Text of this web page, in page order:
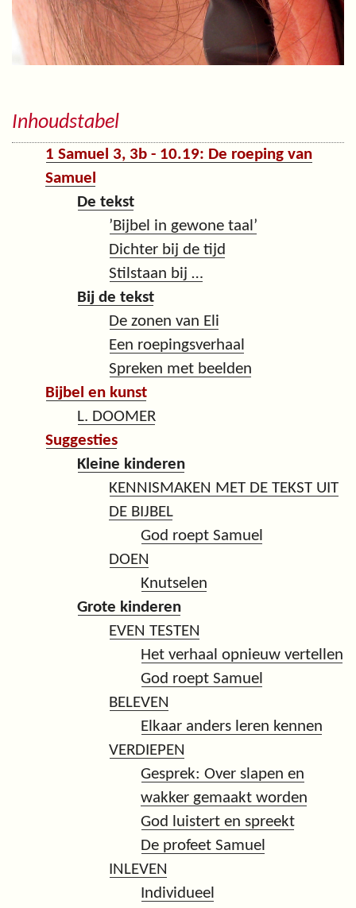
Inhoudstabel
1 Samuel 3, 3b - 10.19: De roeping van
Samuel
De tekst
’Bijbel in gewone taal’
Dichter bij de tijd
Stilstaan bij …
Bij de tekst
De zonen van Eli
Een roepingsverhaal
Spreken met beelden
Bijbel en kunst
L. DOOMER
Suggesties
Kleine kinderen
KENNISMAKEN MET DE TEKST UIT
DE BIJBEL
God roept Samuel
DOEN
Knutselen
Grote kinderen
EVEN TESTEN
Het verhaal opnieuw vertellen
God roept Samuel
BELEVEN
Elkaar anders leren kennen
VERDIEPEN
Gesprek: Over slapen en
wakker gemaakt worden
God luistert en spreekt
De profeet Samuel
INLEVEN
Individueel